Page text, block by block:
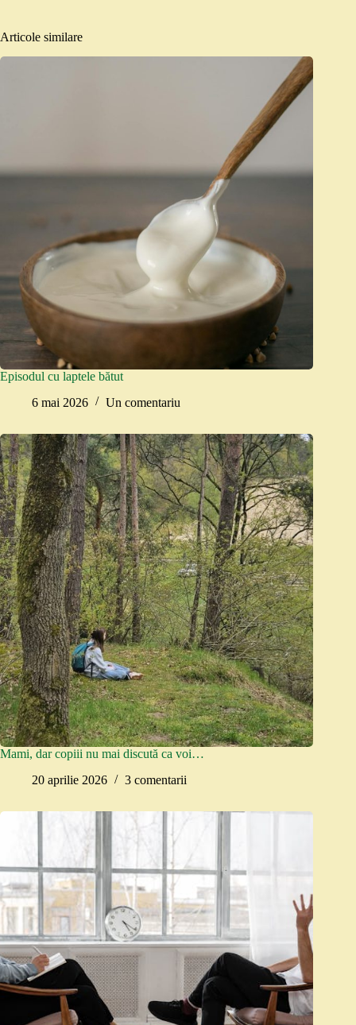
Articole similare
Episodul cu laptele bătut
6 mai 2026
Un comentariu
Mami, dar copiii nu mai discută ca voi…
20 aprilie 2026
3 comentarii